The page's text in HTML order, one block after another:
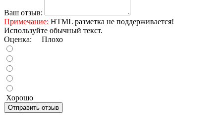
Ваш отзыв:
Примечание: HTML разметка не поддерживается!
Используйте обычный текст.
Оценка: Плохо
Хорошо
Отправить отзыв